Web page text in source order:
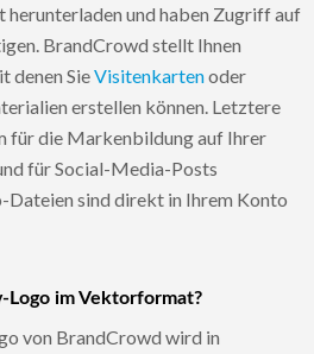
herunterladen und haben Zugriff auf
BrandCrowd stellt Ihnen
denen SieVisitenkartenoder
erstellen können. Letztere
für die Markenbildung auf Ihrer
für Social-Media-Posts
Dateien sind direkt in Ihrem Konto
Logo im Vektorformat?
von BrandCrowd wird in